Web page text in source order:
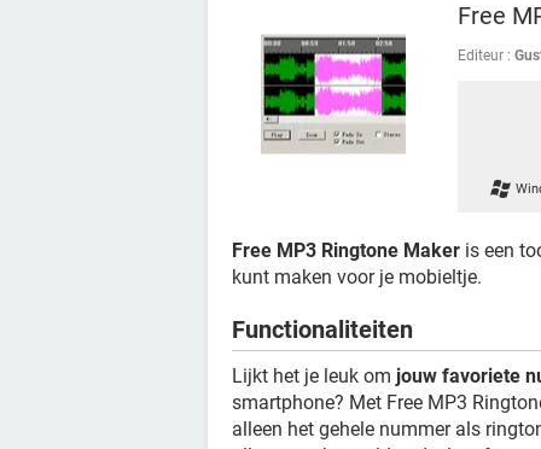
Free
Editeur :
Free MP3 Ringtone Maker is een
kunt maken voor je mobieltje.
Functionaliteiten
Lijkt het je leuk om jouw favoriete
smartphone? Met Free MP3
alleen het gehele nummer als